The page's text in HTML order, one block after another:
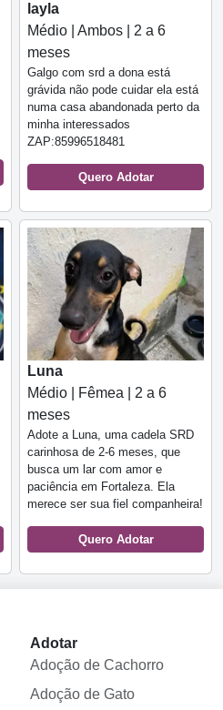
layla
Médio | Ambos | 2 a 6
meses
Galgo com srd a dona está
grávida não pode cuidar ela está
numa casa abandonada perto da
minha interessados
ZAP:85996518481
Quero Adotar
Luna
Médio | Fêmea | 2 a 6
meses
Adote a Luna, uma cadela SRD
carinhosa de 2-6 meses, que
busca um lar com amor e
paciência em Fortaleza. Ela
merece ser sua fiel companheira!
Quero Adotar
Adotar
Adoção de Cachorro
Adoção de Gato